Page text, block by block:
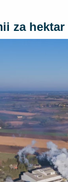
za hektar